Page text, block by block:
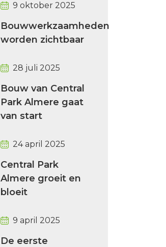
9 oktober 2025
Bouwwerkzaamheden
worden zichtbaar
28 juli 2025
Bouw van Central
Park Almere gaat
van start
24 april 2025
Central Park
Almere groeit en
bloeit
9 april 2025
De eerste